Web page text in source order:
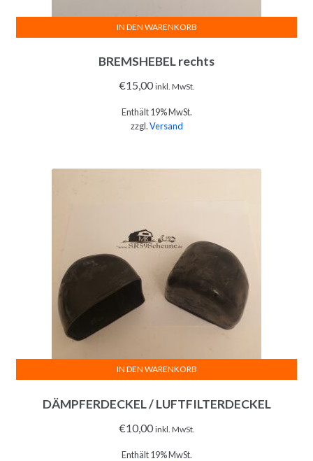
BREMSHEBEL rechts
€15,00 inkl. MwSt.
Enthält 19% MwSt.
zzgl.Versand
IN DEN WARENKORB
DÄMPFERDECKEL / LUFTFILTERDECKEL
€10,00 inkl. MwSt.
Enthält 19% MwSt.
IN DEN WARENKORB